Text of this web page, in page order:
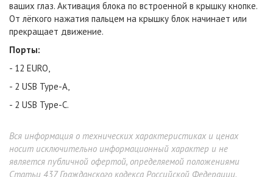
ваших глаз. Активация блока по встроенной в крышку кнопке.
От лёгкого нажатия пальцем на крышку блок начинает или
прекращает движение.
Порты:
- 12 EURO,
- 2 USB Type-A,
- 2 USB Type-C.
Вся информация о технических характеристиках и ценах
носит исключительно информационный характер и не
является публичной офертой, определяемой положениями
Статьи 437 Гражданского кодекса Российской Федерации.